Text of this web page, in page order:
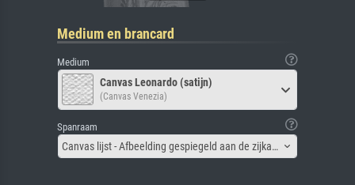
Medium en brancard
Medium
Canvas Leonardo (satijn)
(Canvas Venezia)
Spanraam
Canvas lijst - Afbeelding gespiegeld aan de zijkant